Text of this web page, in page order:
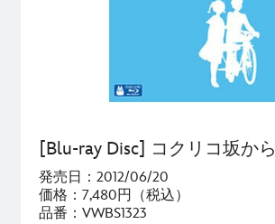
[Blu-ray Disc] コクリコ坂から
発売日：2012/06/20
価格：7,480円（税込）
品番：VWBS1323